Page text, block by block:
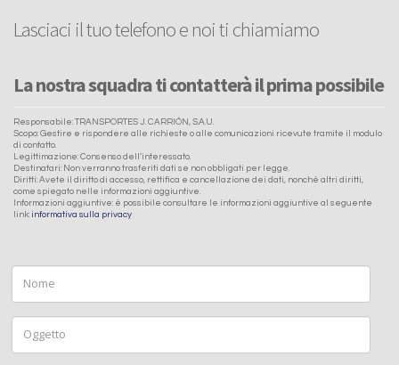
Lasciaci il tuo telefono e noi ti chiamiamo
La nostra squadra ti contatterà il prima possibile
Responsabile: TRANSPORTES J. CARRIÓN, S.A.U.
Scopo: Gestire e rispondere alle richieste o alle comunicazioni ricevute tramite il modulo
di contatto.
Legittimazione: Consenso dell’interessato.
Destinatari: Non verranno trasferiti dati se non obbligati per legge.
Diritti: Avete il diritto di accesso, rettifica e cancellazione dei dati, nonché altri diritti,
come spiegato nelle informazioni aggiuntive.
Informazioni aggiuntive: è possibile consultare le informazioni aggiuntive al seguente
link: informativa sulla privacy
Nome
Oggetto